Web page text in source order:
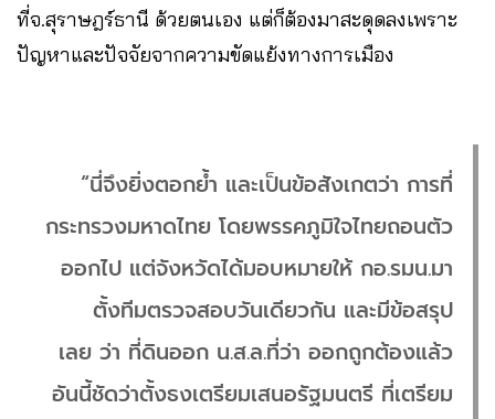
ที่จ.สุราษฎร์ธานี ด้วยตนเอง แต่ก็ต้องมาสะดุดลงเพราะ
ปัญหาและปัจจัยจากความขัดแย้งทางการเมือง
“นี่จึงยิ่งตอกย้ำ และเป็นข้อสังเกตว่า การที่
กระทรวงมหาดไทย โดยพรรคภูมิใจไทยถอนตัว
ออกไป แต่จังหวัดได้มอบหมายให้ กอ.รมน.มา
ตั้งทีมตรวจสอบวันเดียวกัน และมีข้อสรุป
เลย ว่า ที่ดินออก น.ส.ล.ที่ว่า ออกถูกต้องแล้ว
อันนี้ชัดว่าตั้งธงเตรียมเสนอรัฐมนตรี ที่เตรียม